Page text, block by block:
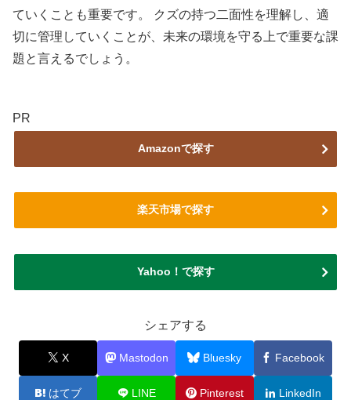
ていくことも重要です。 クズの持つ二面性を理解し、適
切に管理していくことが、未来の環境を守る上で重要な課
題と言えるでしょう。
PR
Amazonで探す
楽天市場で探す
Yahoo！で探す
シェアする
X Mastodon Bluesky Facebook
はてブ LINE Pinterest LinkedIn